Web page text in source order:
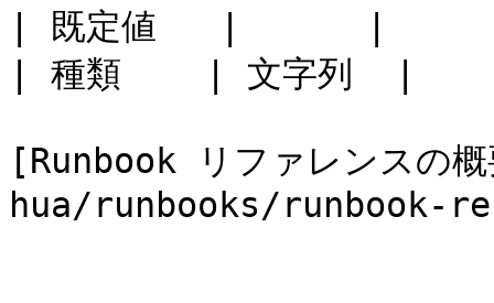
| 既定値   |      |
| 種類    | 文字列  |
[Runbook リファレンス
hua/runbooks/runbook-